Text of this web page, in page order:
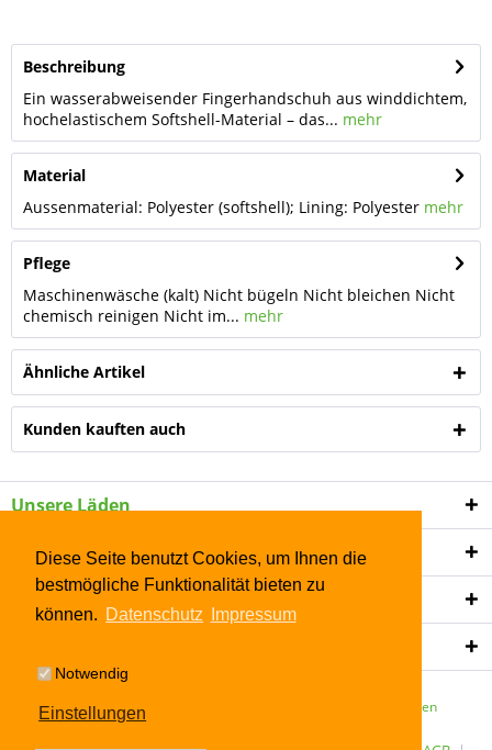
Diese Seite benutzt Cookies, um Ihnen die
bestmögliche Funktionalität bieten zu
können. Datenschutz Impressum
Notwendig
Einstellungen
Beschreibung
Ein wasserabweisender Fingerhandschuh aus winddichtem,
hochelastischem Softshell-Material – das... mehr
Material
Aussenmaterial: Polyester (softshell); Lining: Polyester mehr
Pflege
Maschinenwäsche (kalt) Nicht bügeln Nicht bleichen Nicht
chemisch reinigen Nicht im... mehr
Ähnliche Artikel
Kunden kauften auch
Unsere Läden
Shop Service
Informationen
* Alle Preise inkl. gesetzl. Mehrwertsteuer zzgl. Versandkosten